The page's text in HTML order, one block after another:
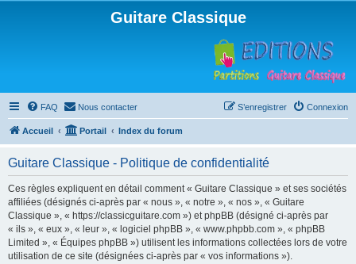
Guitare Classique
FAQ Nous contacter Connexion
S’enregistrer
Accueil Portail Index du forum
Guitare Classique - Politique de confidentialité
Ces règles expliquent en détail comment « Guitare Classique » et ses sociétés
affiliées (désignés ci-après par « nous », « notre », « nos », « Guitare
Classique », « https://classicguitare.com ») et phpBB (désigné ci-après par
« ils », « eux », « leur », « logiciel phpBB », « www.phpbb.com », « phpBB
Limited », « Équipes phpBB ») utilisent les informations collectées lors de votre
utilisation de ce site (désignées ci-après par « vos informations »).